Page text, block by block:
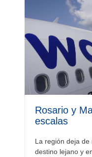
Rosario y
escalas
La región deja
destino lejano y